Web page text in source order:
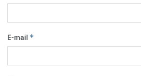
E-mail *